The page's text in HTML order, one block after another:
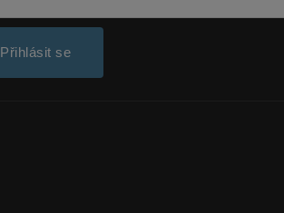
Přihlásit se